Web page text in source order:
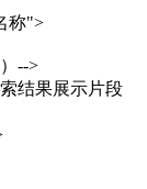
称">
-->
结果展示片段